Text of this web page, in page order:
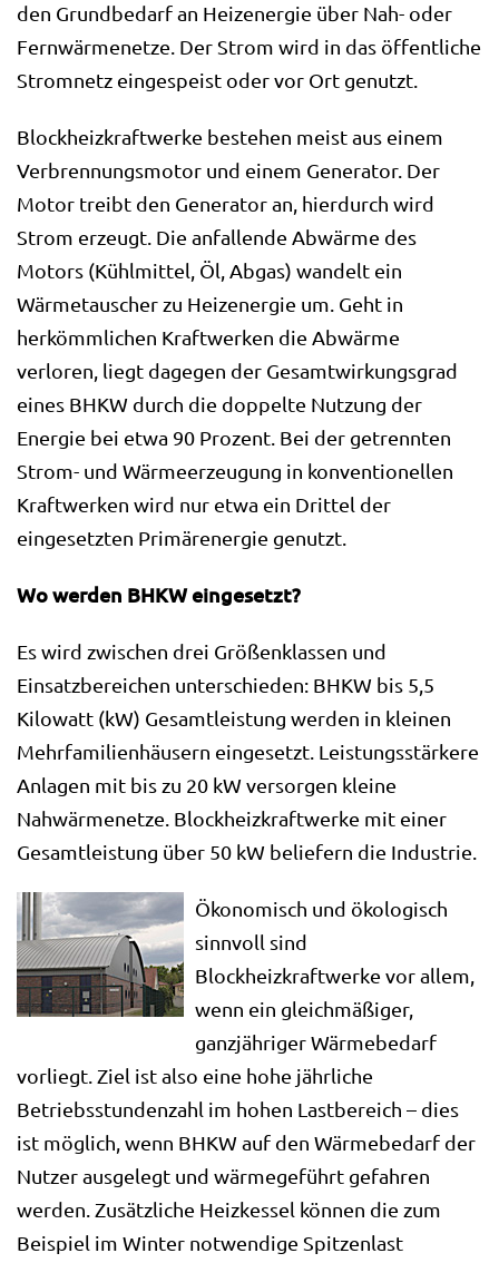
den Grundbedarf an Heizenergie über Nah- oder
Fernwärmenetze. Der Strom wird in das öffentliche
Stromnetz eingespeist oder vor Ort genutzt.
Blockheizkraftwerke bestehen meist aus einem
Verbrennungsmotor und einem Generator. Der
Motor treibt den Generator an, hierdurch wird
Strom erzeugt. Die anfallende Abwärme des
Motors (Kühlmittel, Öl, Abgas) wandelt ein
Wärmetauscher zu Heizenergie um. Geht in
herkömmlichen Kraftwerken die Abwärme
verloren, liegt dagegen der Gesamtwirkungsgrad
eines BHKW durch die doppelte Nutzung der
Energie bei etwa 90 Prozent. Bei der getrennten
Strom- und Wärmeerzeugung in konventionellen
Kraftwerken wird nur etwa ein Drittel der
eingesetzten Primärenergie genutzt.
Wo werden BHKW eingesetzt?
Es wird zwischen drei Größenklassen und
Einsatzbereichen unterschieden: BHKW bis 5,5
Kilowatt (kW) Gesamtleistung werden in kleinen
Mehrfamilienhäusern eingesetzt. Leistungsstärkere
Anlagen mit bis zu 20 kW versorgen kleine
Nahwärmenetze. Blockheizkraftwerke mit einer
Gesamtleistung über 50 kW beliefern die Industrie.
Ökonomisch und ökologisch
sinnvoll sind
Blockheizkraftwerke vor allem,
wenn ein gleichmäßiger,
ganzjähriger Wärmebedarf
vorliegt. Ziel ist also eine hohe jährliche
Betriebsstundenzahl im hohen Lastbereich – dies
ist möglich, wenn BHKW auf den Wärmebedarf der
Nutzer ausgelegt und wärmegeführt gefahren
werden. Zusätzliche Heizkessel können die zum
Beispiel im Winter notwendige Spitzenlast